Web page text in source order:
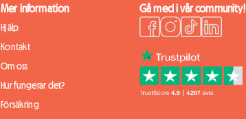
Mer information
Hjälp
Kontakt
Om oss
Hur fungerar det?
Försäkring
Gå med i vår community!